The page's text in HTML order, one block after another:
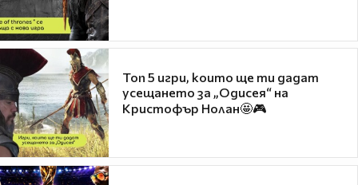
Топ 5 игри, които ще ти дадат
усещането за „Одисея“ на
Кристофър Нолан🤩🎮